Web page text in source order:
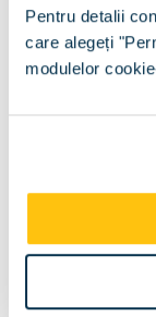
Pentru detalii
care alegeți
modulelor
Decor : Alb
Descriere